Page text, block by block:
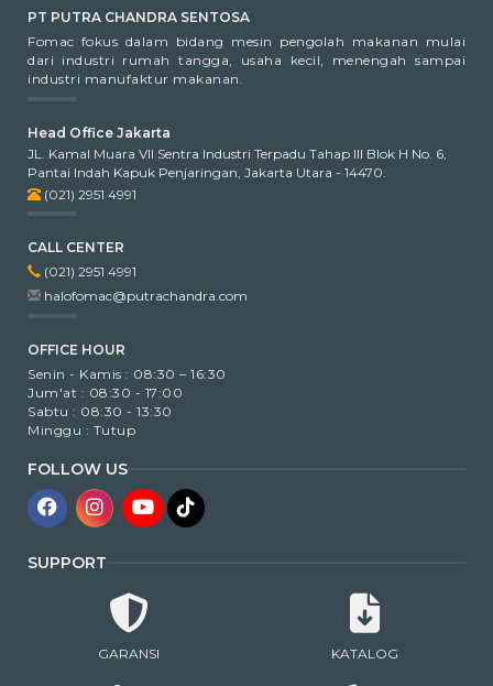
PT PUTRA CHANDRA SENTOSA
Fomac fokus dalam bidang mesin pengolah makanan mulai
dari industri rumah tangga, usaha kecil, menengah sampai
industri manufaktur makanan.
Head Office Jakarta
JL. Kamal Muara VII Sentra Industri Terpadu Tahap III Blok H No. 6,
Pantai Indah Kapuk Penjaringan, Jakarta Utara - 14470.
(021) 2951 4991
CALL CENTER
(021) 2951 4991
halofomac@putrachandra.com
OFFICE HOUR
Senin - Kamis : 08:30 – 16:30
Jum'at : 08:30 - 17:00
Sabtu : 08:30 - 13:30
Minggu : Tutup
FOLLOW US
SUPPORT
GARANSI KATALOG